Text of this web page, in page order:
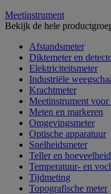
Meetinstrument
Bekijk de hele
Afstandsmeter
Diktemeter en
Elektriciteitsmeter
Industriële
Krachtmeter
Meetinstrument voor
Meten en markeren
Omgevingsmeter
Optische apparatuur
Snelheidsmeter
Teller en
Temperatuur- en
Tijdmeting
Topografische meter